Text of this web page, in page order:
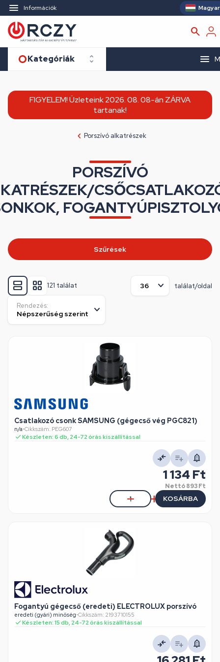
Információk Magyar
Kategóriák
FIGYELEM! Üzleteink 2026. 08. 08-án ZÁRVA
tartanak!
Porszívó alkatrészek
PORSZÍVÓ
121 találat találat/oldal
Rendezés:
Csatlakozó csonk SAMSUNG (gégecső vég PGC821)
n/a•Cikkszám: PEG607
Készleten: 6 db, 24-72 órás kiszállítással
1 134 Ft
Nettó893 Ft
KOSÁRBA
Fogantyú gégecső (eredeti) ELECTROLUX porszívó
eredeti (gyári) minőség•Cikkszám: 2193710155
Készleten: 15 db, 24-72 órás kiszállítással
Szűrések